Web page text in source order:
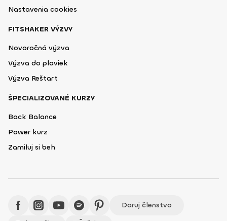
Nastavenia cookies
FITSHAKER VÝZVY
Novoročná výzva
Výzva do plaviek
Výzva Reštart
ŠPECIALIZOVANÉ KURZY
Back Balance
Power kurz
Zamiluj si beh
Daruj členstvo